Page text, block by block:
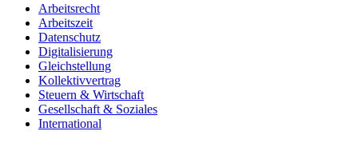
Arbeitsrecht
Arbeitszeit
Datenschutz
Digitalisierung
Gleichstellung
Kollektivvertrag
Steuern & Wirtschaft
Gesellschaft & Soziales
International